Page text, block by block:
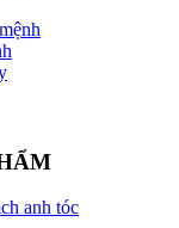
anh tóc